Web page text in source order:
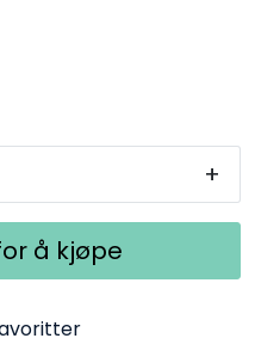
+
å kjøpe